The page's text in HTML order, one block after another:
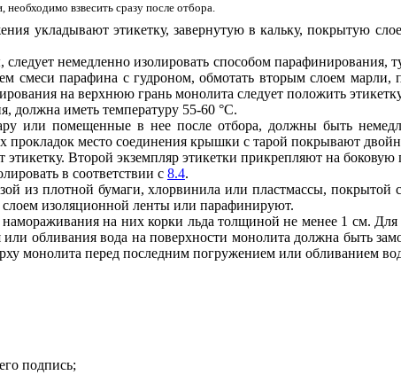
взвесить сразу после отбора.
укладывают этикетку, завернутую в кальку, покрытую
немедленно изолировать способом
смеси парафина с гудроном, обмотать вторым слоем
на верхнюю грань монолита следует положить
должна иметь температуру 55-60 °С.
или помещенные в нее после отбора, должны быть
место соединения крышки с тарой покрывают
Второй экземпляр этикетки прикрепляют на боковую
в соответствии с 8.4.
из плотной бумаги, хлорвинила или пластмассы, покрытой
изоляционной ленты или парафинируют.
на них корки льда толщиной не менее 1 см.
обливания вода на поверхности монолита должна быть
монолита перед последним погружением или обливанием
подпись;